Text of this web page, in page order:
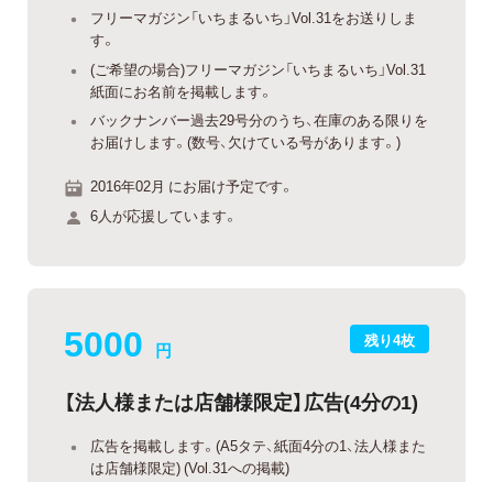
フリーマガジン「いちまるいち」Vol.31をお送りしま
す。
(ご希望の場合)フリーマガジン「いちまるいち」Vol.31
紙面にお名前を掲載します。
バックナンバー過去29号分のうち、在庫のある限りを
お届けします。(数号、欠けている号があります。)
2016年02月 にお届け予定です。
6人が応援しています。
残り4枚
5000 円
【法人様または店舗様限定】広告(4分の1)
広告を掲載します。(A5タテ、紙面4分の1、法人様また
は店舗様限定) (Vol.31への掲載)